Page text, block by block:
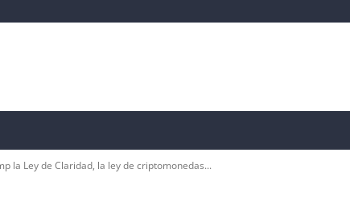
la Ley de Claridad, la ley de criptomonedas...